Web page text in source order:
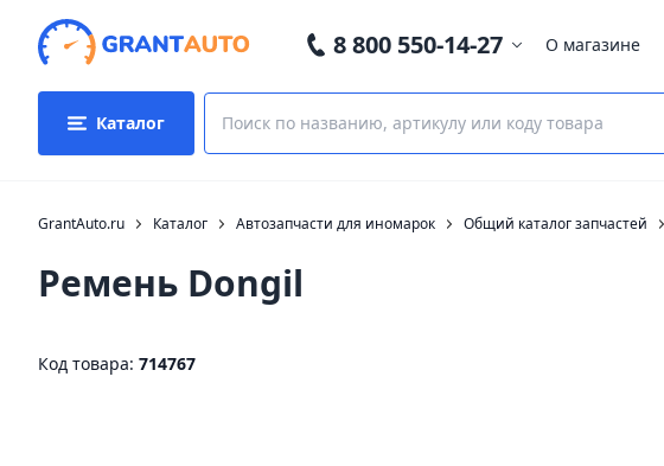
8 800 550-14-27 О магазине
Каталог
GrantAuto.ru Каталог Автозапчасти для иномарок Общий каталог запчастей
Ремень Dongil
Код товара: 714767